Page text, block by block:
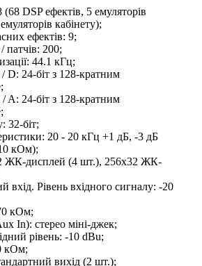
DSP ефектів, 5 емуляторів
кабінету);
ефектів: 9;
/ патчів: 200;
44.1 кГц;
D: 24-біт з 128-кратним
A: 24-біт з 128-кратним
32-біт;
20 - 20 кГц +1 дБ, -3 дБ
кОм);
ЖК-дисплей (4 шт.), 256х32 ЖК-
вхід. Рівень вхідного сигналу: -20
кОм;
In): стерео міні-джек;
рівень: -10 dBu;
кОм;
вихід (2 шт.);